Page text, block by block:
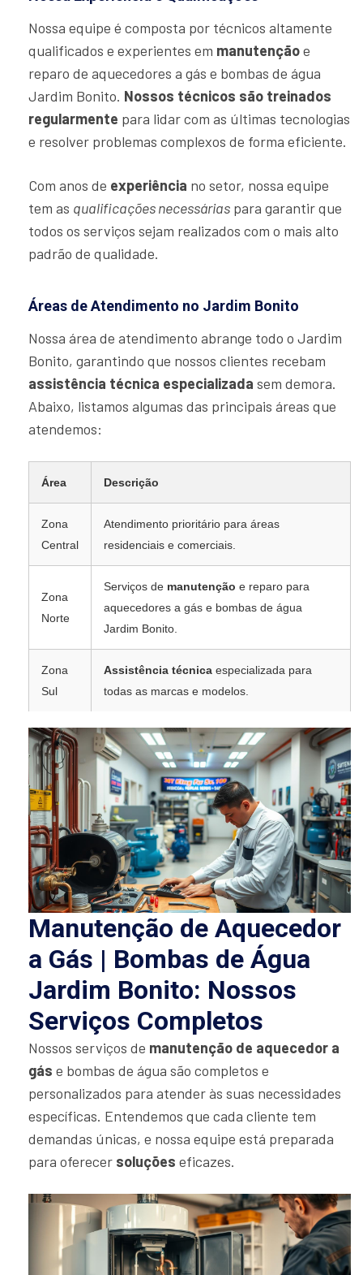
Nossa equipe é composta por técnicos altamente
qualificados e experientes em manutençãoe
reparo de aquecedores a gás e bombas de água
Jardim Bonito. Nossos técnicos são treinados
regularmente para lidar com as últimas tecnologias
e resolver problemas complexos de forma eficiente.
Com anos de experiência no setor, nossa equipe
tem as qualificações necessárias para garantir que
todos os serviços sejam realizados com o mais alto
padrão de qualidade.
Áreas de Atendimento no Jardim Bonito
Nossa área de atendimento abrange todo o Jardim
Bonito, garantindo que nossos clientes recebam
assistência técnica especializada sem demora.
Abaixo, listamos algumas das principais áreas que
atendemos:
Área Descrição
Zona
Central
Atendimento prioritário para áreas
residenciais e comerciais.
Zona
Norte
Serviços de manutenção e reparo para
aquecedores a gás e bombas de água
Jardim Bonito.
Zona
Sul
Assistência técnica especializada para
todas as marcas e modelos.
Manutenção de Aquecedor
a Gás | Bombas de Água
Jardim Bonito: Nossos
Serviços Completos
Nossos serviços de manutenção de aquecedor a
gás e bombas de água são completos e
personalizados para atender às suas necessidades
específicas. Entendemos que cada cliente tem
demandas únicas, e nossa equipe está preparada
para oferecer soluções eficazes.